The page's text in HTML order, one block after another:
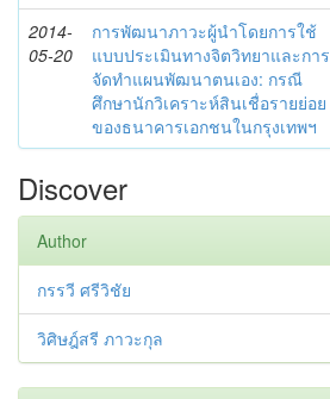
2014-
05-20
การพัฒนาภาวะผู้นำโดยการใช้
แบบประเมินทางจิตวิทยาและการ
จัดทำแผนพัฒนาตนเอง: กรณี
ศึกษานักวิเคราะห์สินเชื่อรายย่อย
ของธนาคารเอกชนในกรุงเทพฯ
Discover
Author
กรรวี ศรีวิชัย
วิศิษฎ์สรี ภาวะกุล